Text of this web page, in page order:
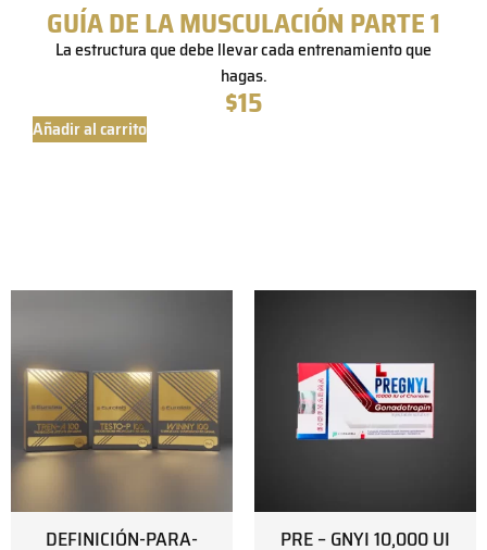
GUÍA DE LA MUSCULACIÓN PARTE 1
La estructura que debe llevar cada entrenamiento que
hagas.
$15
Añadir al carrito
DEFINICIÓN-PARA- PRE – GNYI 10,000 UI